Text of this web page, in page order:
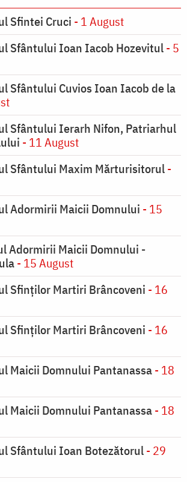
Sfintei Cruci - 1 August
Sfântului Ioan Iacob Hozevitul- 5
Sfântului Cuvios Ioan Iacob de la
Sfântului Ierarh Nifon, Patriarhul
- 11 August
Sfântului Maxim Mărturisitorul-
Adormirii Maicii Domnului - 15
Adormirii Maicii Domnului -
- 15 August
Sfinților Martiri Brâncoveni - 16
Sfinților Martiri Brâncoveni - 16
Maicii Domnului Pantanassa- 18
Maicii Domnului Pantanassa- 18
Sfântului Ioan Botezătorul- 29